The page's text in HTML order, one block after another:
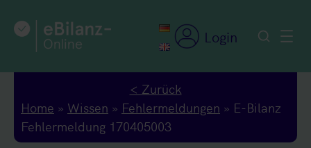
Inhalt
springen
Login
< Zurück
Home » Wissen » Fehlermeldungen » E-Bilanz
Fehlermeldung 170405003